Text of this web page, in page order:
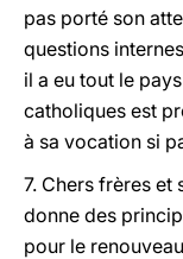
pas porté son
questions
il a eu tout le
catholiques est
à sa vocation si
7. Chers frères
donne des
pour le